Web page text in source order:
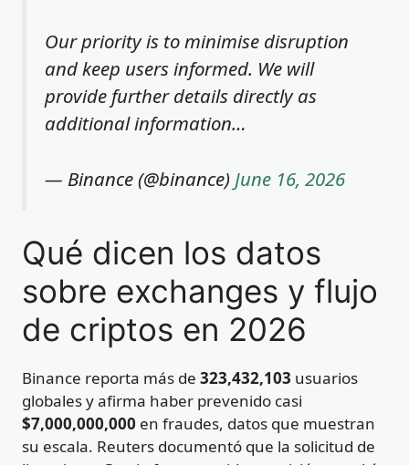
Our priority is to minimise disruption
and keep users informed. We will
provide further details directly as
additional information…
— Binance (@binance) June 16, 2026
Qué dicen los datos
sobre exchanges y flujo
de criptos en 2026
Binance reporta más de 323,432,103 usuarios
globales y afirma haber prevenido casi
$7,000,000,000 en fraudes, datos que muestran
su escala. Reuters documentó que la solicitud de